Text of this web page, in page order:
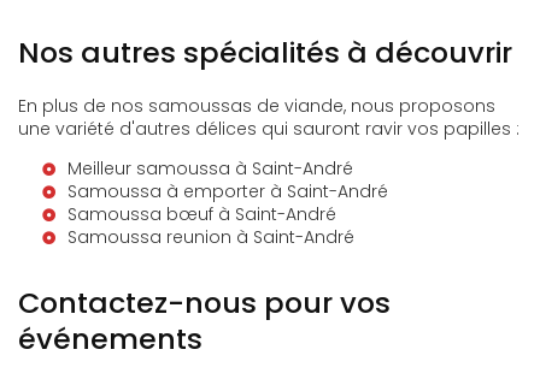
Nos autres spécialités à découvrir
En plus de nos samoussas de viande, nous proposons
une variété d'autres délices qui sauront ravir vos papilles :
Meilleur samoussa à Saint-André
Samoussa à emporter à Saint-André
Samoussa bœuf à Saint-André
Samoussa reunion à Saint-André
Contactez-nous pour vos
événements